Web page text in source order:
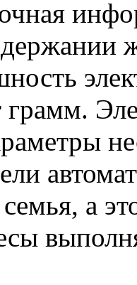
грамм.
а